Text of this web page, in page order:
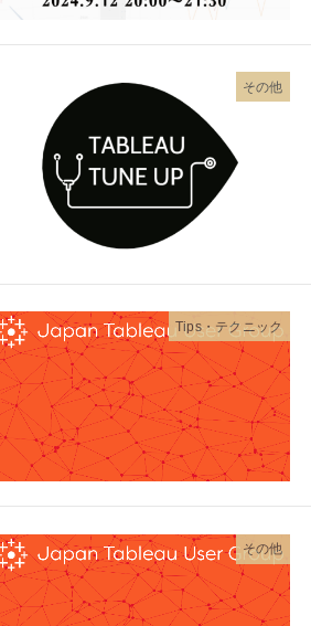
その他
Tips・テクニック
その他